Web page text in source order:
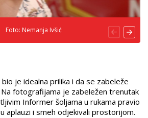
Foto: Nemanja Ivšić
je idealna prilika i da se zabeleže
fotografijama je zabeležen trenutak
Informer šoljama u rukama pravio
aplauzi i smeh odjekivali prostorijom.